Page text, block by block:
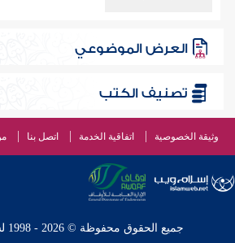
العرض الموضوعي
تصنيف الكتب
وثيقة الخصوصية اتفاقية الخدمة اتصل بنا
جميع الحقوق محفوظة © 2026 - 1998 لشبكة إسلام ويب